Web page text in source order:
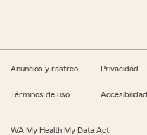
Anuncios y rastreo Privacidad
Términos de uso Accesibilidad
WA My Health My Data Act